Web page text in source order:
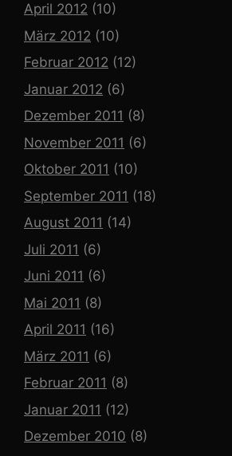
April 2012 (10)
März 2012 (10)
Februar 2012 (12)
Januar 2012 (6)
Dezember 2011 (8)
November 2011 (6)
Oktober 2011 (10)
September 2011 (18)
August 2011 (14)
Juli 2011 (6)
Juni 2011 (6)
Mai 2011 (8)
April 2011 (16)
März 2011 (6)
Februar 2011 (8)
Januar 2011 (12)
Dezember 2010 (8)